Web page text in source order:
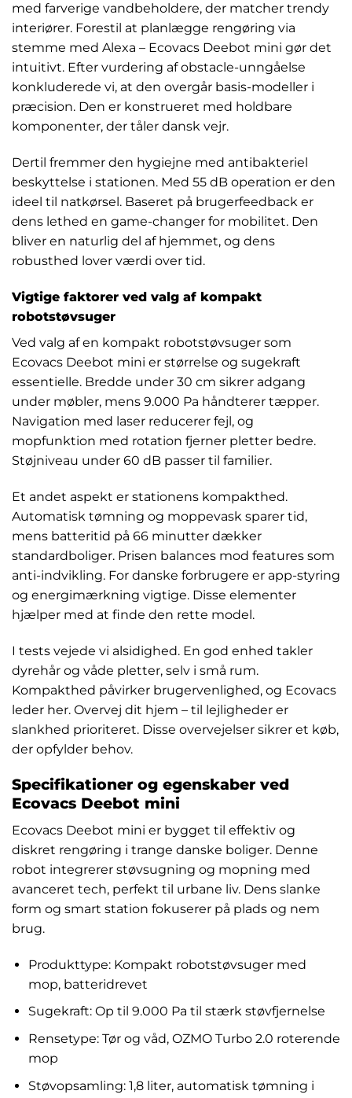
med farverige vandbeholdere, der matcher trendy
interiører. Forestil at planlægge rengøring via
stemme med Alexa – Ecovacs Deebot mini gør det
intuitivt. Efter vurdering af obstacle-unngåelse
konkluderede vi, at den overgår basis-modeller i
præcision. Den er konstrueret med holdbare
komponenter, der tåler dansk vejr.
Dertil fremmer den hygiejne med antibakteriel
beskyttelse i stationen. Med 55 dB operation er den
ideel til natkørsel. Baseret på brugerfeedback er
dens lethed en game-changer for mobilitet. Den
bliver en naturlig del af hjemmet, og dens
robusthed lover værdi over tid.
Vigtige faktorer ved valg af kompakt
robotstøvsuger
Ved valg af en kompakt robotstøvsuger som
Ecovacs Deebot mini er størrelse og sugekraft
essentielle. Bredde under 30 cm sikrer adgang
under møbler, mens 9.000 Pa håndterer tæpper.
Navigation med laser reducerer fejl, og
mopfunktion med rotation fjerner pletter bedre.
Støjniveau under 60 dB passer til familier.
Et andet aspekt er stationens kompakthed.
Automatisk tømning og moppevask sparer tid,
mens batteritid på 66 minutter dækker
standardboliger. Prisen balances mod features som
anti-indvikling. For danske forbrugere er app-styring
og energimærkning vigtige. Disse elementer
hjælper med at finde den rette model.
I tests vejede vi alsidighed. En god enhed takler
dyrehår og våde pletter, selv i små rum.
Kompakthed påvirker brugervenlighed, og Ecovacs
leder her. Overvej dit hjem – til lejligheder er
slankhed prioriteret. Disse overvejelser sikrer et køb,
der opfylder behov.
Specifikationer og egenskaber ved
Ecovacs Deebot mini
Ecovacs Deebot mini er bygget til effektiv og
diskret rengøring i trange danske boliger. Denne
robot integrerer støvsugning og mopning med
avanceret tech, perfekt til urbane liv. Dens slanke
form og smart station fokuserer på plads og nem
brug.
Produkttype: Kompakt robotstøvsuger med
mop, batteridrevet
Sugekraft: Op til 9.000 Pa til stærk støvfjernelse
Rensetype: Tør og våd, OZMO Turbo 2.0 roterende
mop
Støvopsamling: 1,8 liter, automatisk tømning i